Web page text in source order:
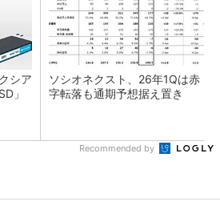
シア
」
ソシオネクスト、26年1Qは赤
字転落も通期予想据え置き
Recommended by